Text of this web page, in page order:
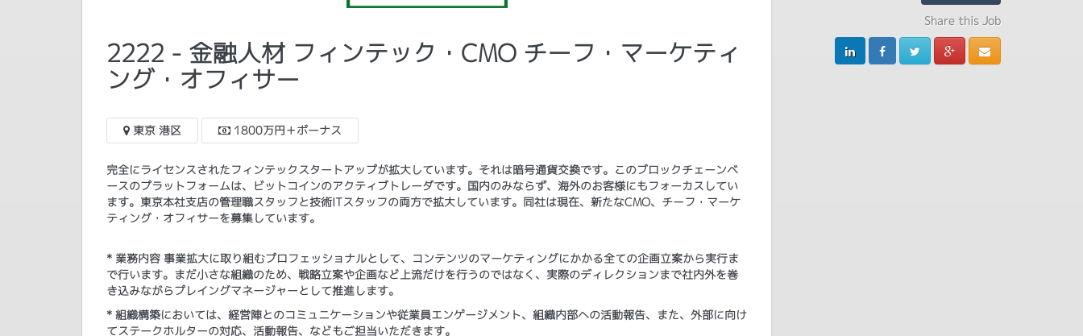
2222 - 金融人材 フィンテック・CMO チーフ・マーケティ
ング・オフィサー
東京 港区 1800万円＋ボーナス
完全にライセンスされたフィンテックスタートアップが拡大しています。それは暗号通貨交換です。このブロックチェーンベ
ースのプラットフォームは、ビットコインのアクティブトレーダです。国内のみならず、海外のお客様にもフォーカスしてい
ます。東京本社支店の管理職スタッフと技術ITスタッフの両方で拡大しています。同社は現在、新たなCMO、チーフ・マーケ
ティング・オフィサーを募集しています。
* 業務内容 事業拡大に取り組むプロフェッショナルとして、コンテンツのマーケティングにかかる全ての企画立案から実行ま
で行います。まだ小さな組織のため、戦略立案や企画など上流だけを行うのではなく、実際のディレクションまで社内外を巻
き込みながらプレイングマネージャーとして推進します。
* 組織構築においては、経営陣とのコミュニケーションや従業員エンゲージメント、組織内部への活動報告、また、外部に向け
てステークホルターの対応、活動報告、などもご担当いただきます。
Share this Job